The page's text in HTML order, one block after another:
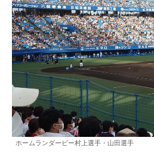
ホームランダービー村上選手・山田選手